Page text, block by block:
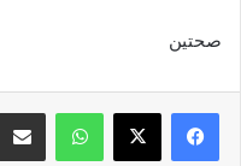
صحتين
واتساب